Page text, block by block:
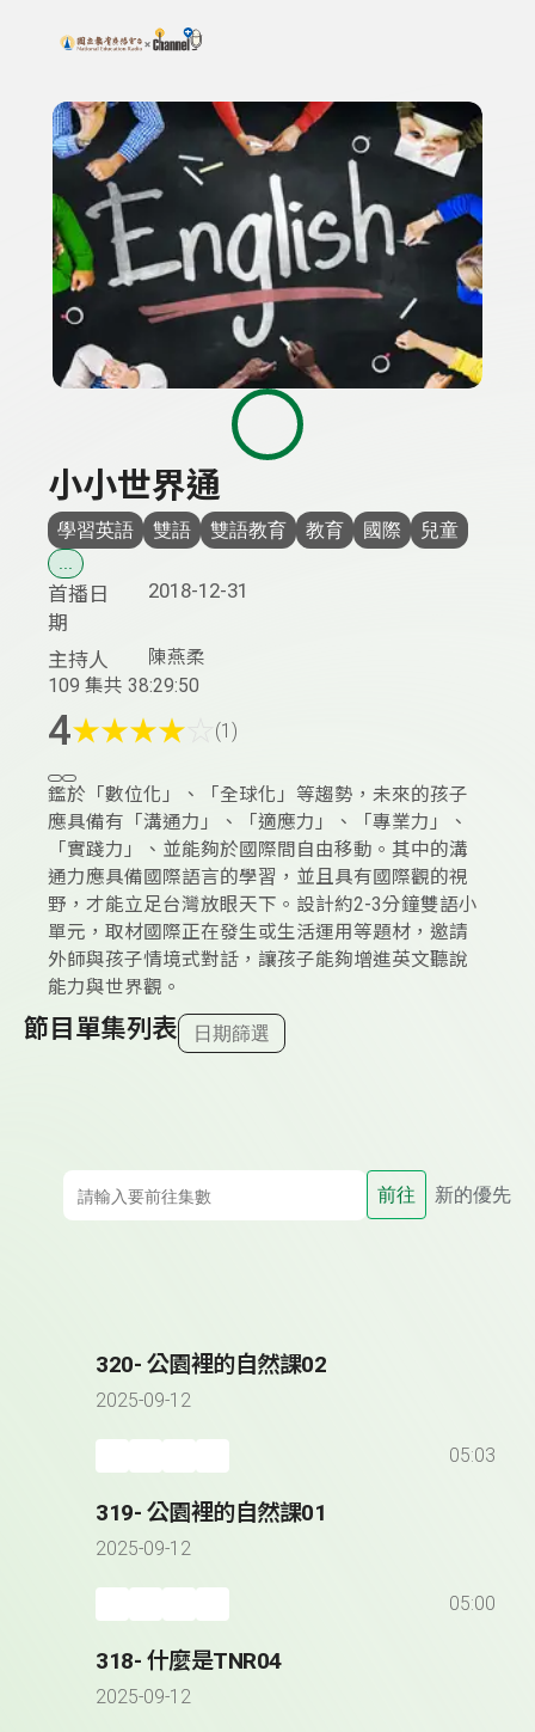
上方功能區塊
搜尋關鍵字：可輸入節目名稱、主持人或關鍵字
小小世界通
學習英語 雙語 雙語教育 教育 國際 兒童
...
首播日
期
2018-12-31
主持人
陳燕柔
109 集共 38:29:50
4★★★★ (1)
鑑於「數位化」、「全球化」等趨勢，未來的孩子
應具備有「溝通力」、「適應力」、「專業力」、
「實踐力」、並能夠於國際間自由移動。其中的溝
通力應具備國際語言的學習，並且具有國際觀的視
野，才能立足台灣放眼天下。設計約2-3分鐘雙語小
單元，取材國際正在發生或生活運用等題材，邀請
外師與孩子情境式對話，讓孩子能夠增進英文聽說
能力與世界觀。
節目單集列表 日期篩選
前往 新的優先
320- 公園裡的自然課02
2025-09-12
05:03
319- 公園裡的自然課01
2025-09-12
05:00
318- 什麼是TNR04
2025-09-12